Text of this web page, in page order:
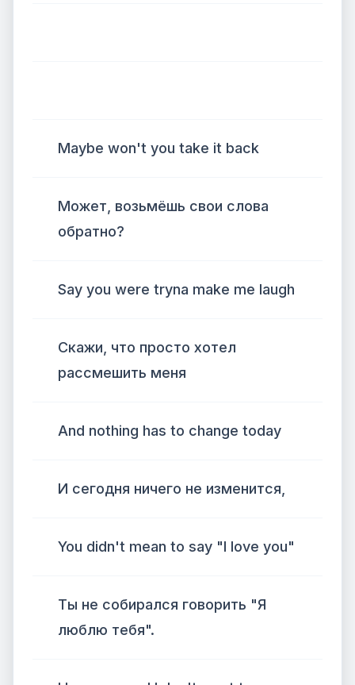
Maybe won't you take it back
Может, возьмёшь свои слова
обратно?
Say you were tryna make me laugh
Скажи, что просто хотел
рассмешить меня
And nothing has to change today
И сегодня ничего не изменится,
You didn't mean to say "I love you"
Ты не собирался говорить "Я
люблю тебя".